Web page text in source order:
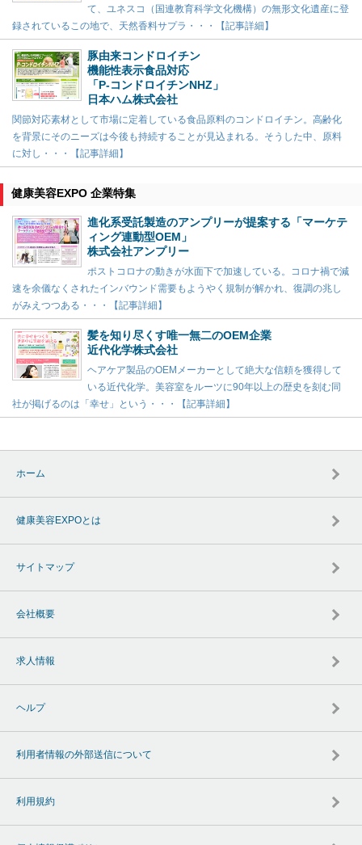
て、ユネスコ（国連教育科学文化機構）の無形文化遺産に登
録されているこの地で、天然香料サプラ・・・【記事詳細】
豚由来コンドロイチン
機能性表示食品対応
「P-コンドロイチンNHZ」
日本ハム株式会社
関節対応素材として市場に定着している食品原料のコンドロイチン。高齢化
を背景にそのニーズは今後も持続することが見込まれる。そうした中、原料
に対し・・・【記事詳細】
健康美容EXPO 企業特集
進化系受託製造のアンプリーが提案する「マーケテ
ィング連動型OEM」
株式会社アンプリー
ポストコロナの動きが水面下で加速している。コロナ禍で減
速を余儀なくされたインバウンド需要もようやく規制が解かれ、復調の兆し
がみえつつある・・・【記事詳細】
髪を知り尽くす唯一無二のOEM企業
近代化学株式会社
ヘアケア製品のOEMメーカーとして絶大な信頼を獲得して
いる近代化学。美容室をルーツに90年以上の歴史を刻む同
社が掲げるのは「幸せ」という・・・【記事詳細】
ホーム
健康美容EXPOとは
サイトマップ
会社概要
求人情報
ヘルプ
利用者情報の外部送信について
利用規約